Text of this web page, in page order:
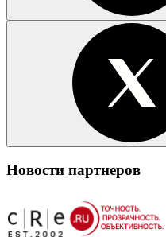
Новости партнеров